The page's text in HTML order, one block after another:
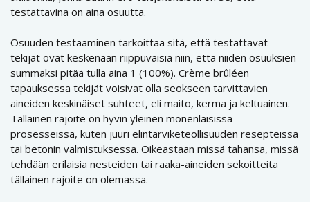
testattavina on aina osuutta.
Osuuden testaaminen tarkoittaa sitä, että testattavat
tekijät ovat keskenään riippuvaisia niin, että niiden osuuksien
summaksi pitää tulla aina 1 (100%). Crème brûléen
tapauksessa tekijät voisivat olla seokseen tarvittavien
aineiden keskinäiset suhteet, eli maito, kerma ja keltuainen.
Tällainen rajoite on hyvin yleinen monenlaisissa
prosesseissa, kuten juuri elintarviketeollisuuden resepteissä
tai betonin valmistuksessa. Oikeastaan missä tahansa, missä
tehdään erilaisia nesteiden tai raaka-aineiden sekoitteita
tällainen rajoite on olemassa.